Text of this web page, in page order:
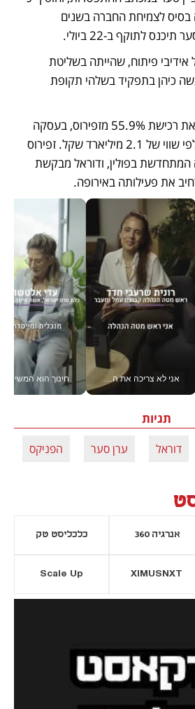
לתוקף ב-22 ביולי.
את פעילותה באירופה.
אני לא צריכה את המשרד: רונית שרעבי-חדד מנהלת ארגון של 30000 עובדים מכל מקום_v
תגיות
דוראל ערן סער הפניקס
אנרגיה 360 כלכליסט טק
XIMUSNXT
Scale Up
נפתח בכרטיסייה חדשה